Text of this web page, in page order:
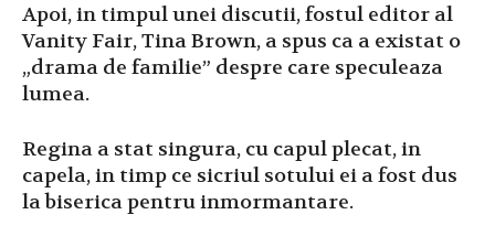
Apoi, in timpul unei discutii, fostul editor al
Vanity Fair, Tina Brown, a spus ca a existat o
„drama de familie” despre care speculeaza
lumea.
Regina a stat singura, cu capul plecat, in
capela, in timp ce sicriul sotului ei a fost dus
la biserica pentru inmormantare.